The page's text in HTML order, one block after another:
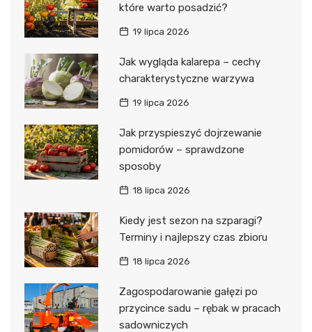
które warto posadzić?
19 lipca 2026
Jak wygląda kalarepa – cechy
charakterystyczne warzywa
19 lipca 2026
Jak przyspieszyć dojrzewanie
pomidorów – sprawdzone
sposoby
18 lipca 2026
Kiedy jest sezon na szparagi?
Terminy i najlepszy czas zbioru
18 lipca 2026
Zagospodarowanie gałęzi po
przycince sadu – rębak w pracach
sadowniczych